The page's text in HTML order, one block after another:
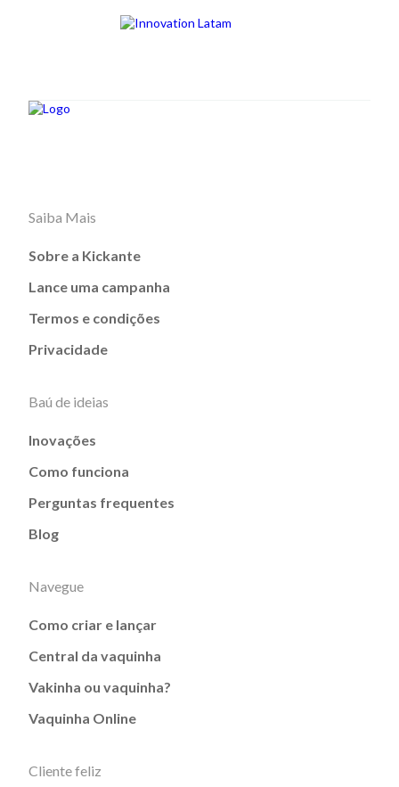
Saiba Mais
Sobre a Kickante
Lance uma campanha
Termos e condições
Privacidade
Baú de ideias
Inovações
Como funciona
Perguntas frequentes
Blog
Navegue
Como criar e lançar
Central da vaquinha
Vakinha ou vaquinha?
Vaquinha Online
Cliente feliz